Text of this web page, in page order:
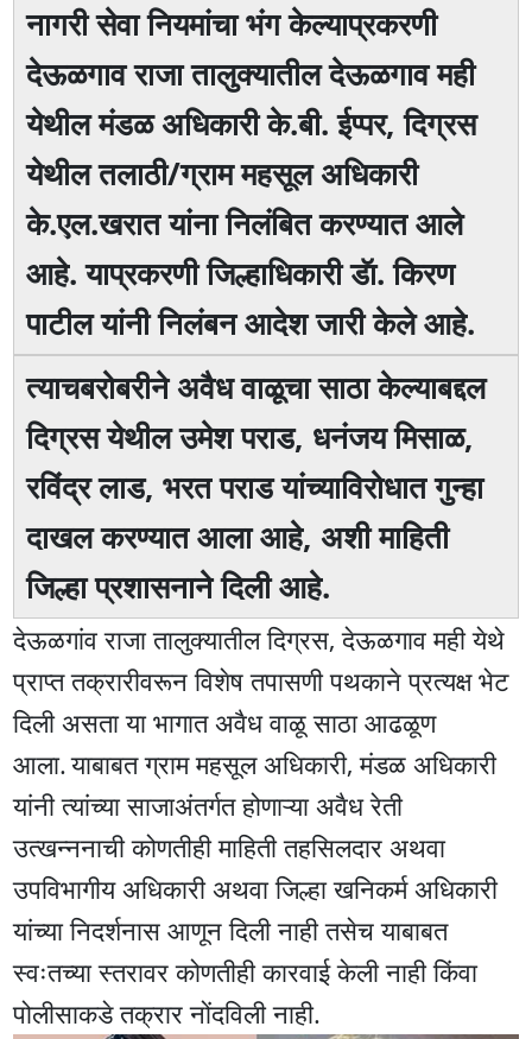
नागरी सेवा नियमांचा भंग केल्याप्रकरणी
देऊळगाव राजा तालुक्यातील देऊळगाव मही
येथील मंडळ अधिकारी के.बी. ईप्पर, दिग्रस
येथील तलाठी/ग्राम महसूल अधिकारी
के.एल.खरात यांना निलंबित करण्यात आले
आहे. याप्रकरणी जिल्हाधिकारी डॅा. किरण
पाटील यांनी निलंबन आदेश जारी केले आहे.
त्याचबरोबरीने अवैध वाळूचा साठा केल्याबद्दल
दिग्रस येथील उमेश पराड, धनंजय मिसाळ,
रविंद्र लाड, भरत पराड यांच्याविरोधात गुन्हा
दाखल करण्यात आला आहे, अशी माहिती
जिल्हा प्रशासनाने दिली आहे.
देऊळगांव राजा तालुक्यातील दिग्रस, देऊळगाव मही येथे
प्राप्त तक्रारीवरून विशेष तपासणी पथकाने प्रत्यक्ष भेट
दिली असता या भागात अवैध वाळू साठा आढळूण
आला.याबाबतग्राम महसूल अधिकारी, मंडळ अधिकारी
यांनी त्यांच्या साजाअंतर्गत होणाऱ्या अवैध रेती
उत्खन्ननाची कोणतीही माहिती तहसिलदार अथवा
उपविभागीय अधिकारी अथवा जिल्हा खनिकर्म अधिकारी
यांच्या निदर्शनास आणून दिली नाही तसेच याबाबत
स्वःतच्या स्तरावर कोणतीही कारवाई केली नाही किंवा
पोलीसाकडे तक्रार नोंदविली नाही.